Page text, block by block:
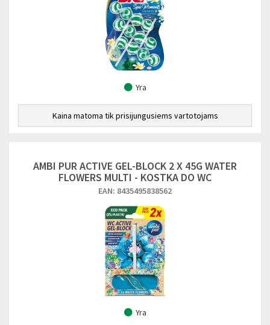
Yra
Kaina matoma tik prisijungusiems vartotojams
AMBI PUR ACTIVE GEL-BLOCK 2 X 45G WATER
FLOWERS MULTI - KOSTKA DO WC
EAN: 8435495838562
Yra